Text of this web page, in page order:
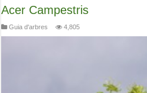
Acer Campestris
Guia d'arbres 4,805